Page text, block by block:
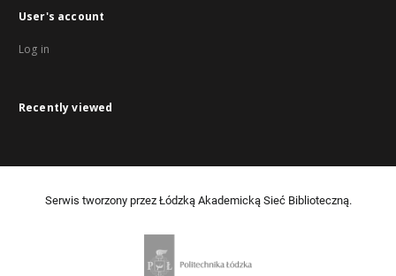
User's account
Log in
Recently viewed
Serwis tworzony przez Łódzką Akademicką Sieć Biblioteczną.